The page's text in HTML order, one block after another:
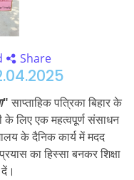
Share
"साप्ताहिक पत्रिका बिहार के
के लिए एक महत्वपूर्ण संसाधन
के दैनिक कार्य में मदद
का हिस्सा बनकर शिक्षा